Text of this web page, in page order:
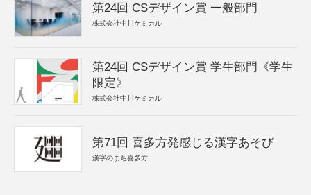
第24回 CSデザイン賞 一般部門
株式会社中川ケミカル
第24回 CSデザイン賞 学生部門《学生
限定》
株式会社中川ケミカル
第71回 喜多方発感じる漢字あそび
漢字のまち喜多方